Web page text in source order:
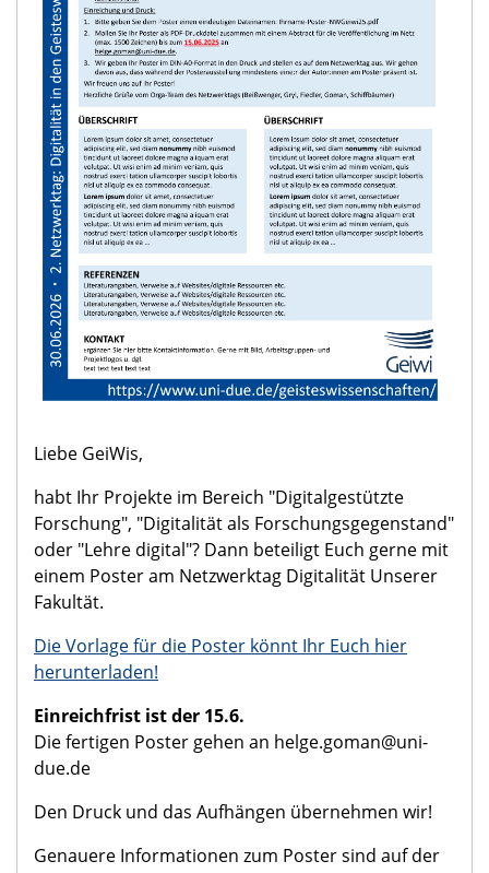
Liebe GeiWis,
habt Ihr Projekte im Bereich "Digitalgestützte
Forschung", "Digitalität als Forschungsgegenstand"
oder "Lehre digital"? Dann beteiligt Euch gerne mit
einem Poster am Netzwerktag Digitalität Unserer
Fakultät.
Die Vorlage für die Poster könnt Ihr Euch hier
herunterladen!
Einreichfrist ist der 15.6.
Die fertigen Poster gehen an helge.goman@uni-
due.de
Den Druck und das Aufhängen übernehmen wir!
Genauere Informationen zum Poster sind auf der